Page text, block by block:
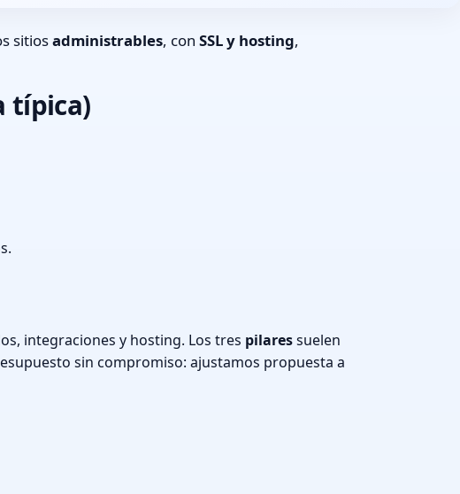
sitiosadministrables, con SSL y hosting,
típica)
integraciones y hosting. Los tres pilaressuelen
sin compromiso: ajustamos propuesta a